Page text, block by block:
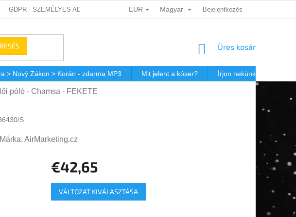
GDPR - SZEMÉLYES ADATOK VÉDELME DÁRKOVÉ KUPONY POSTAKÖLTSÉG
EUR Magyar Bejelentkezés
KOSÁR
Üres kosár
> Nový Zákon > Korán - zdarma MP3 Mit jelent a kóser? Írjon nekünk
póló - Chamsa - FEKETE
S
Márka: AirMarketing.cz
€42,65
Egységár:
VÁLTOZAT KIVÁLASZTÁSA